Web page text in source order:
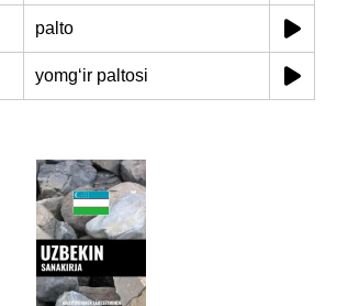
palto
yomgʻir paltosi